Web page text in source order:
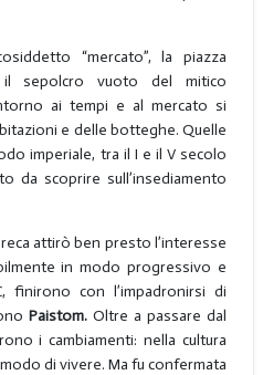
“mercato”, la piazza
il sepolcro vuoto del mitico
ai tempi e al mercato si
e delle botteghe. Quelle
imperiale, tra il I e il V secolo
da scoprire sull’insediamento
attirò ben presto l’interesse
in modo progressivo e
finirono con l’impadronirsi di
Paistom.Oltre a passare dal
i cambiamenti: nella cultura
di vivere. Ma fu confermata